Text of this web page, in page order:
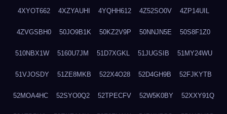
4XYOT662 4XZYAUHI 4YQHH612 4Z52SO0V 4ZP14UIL
4ZVGSBH0 50JO9B1K 50KZ2V9P 50NNJN5E 50S8F1Z0
510NBX1W 5160U7JM 51D7XGKL 51JUGSIB 51MY24WU
51VJOSDY 51ZE8MKB 522X4O28 52D4GH9B 52FJKYTB
52MOA4HC 52SYO0Q2 52TPECFV 52W5K0BY 52XXY91Q